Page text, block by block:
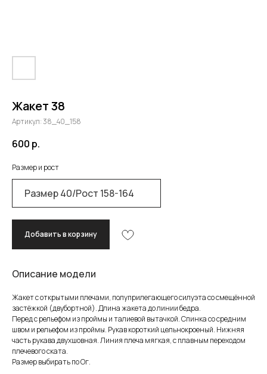
Жакет 38
Артикул:38_40_158
600 р.
Размер и рост
Добавить в корзину
Описание модели
Жакет с открытыми плечами, полуприлегающего силуэта со смещённой
застёжкой (двубортной). Длина жакета до линии бедра.
Перед с рельефом из проймы и талиевой вытачкой. Спинка со средним
швом и рельефом из проймы. Рукав короткий цельнокроеный. Нижняя
часть рукава двухшовная. Линия плеча мягкая, с плавным переходом
плечевого ската.
Размер выбирать по Ог.